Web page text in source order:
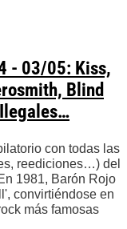
- 03/05: Kiss,
Blind
con todas las
reediciones…) del
1981, Barón Rojo
convirtiéndose en
más famosas